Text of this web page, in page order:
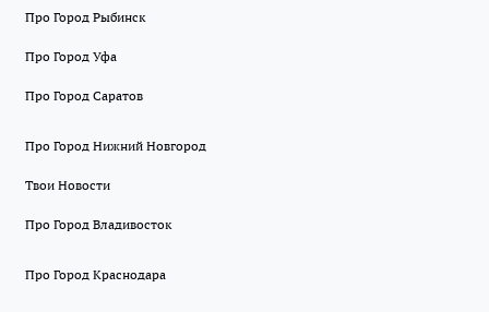
Про Город Рыбинск
Про Город Уфа
Про Город Саратов
Про Город Нижний Новгород
Твои Новости
Про Город Владивосток
Про Город Краснодара